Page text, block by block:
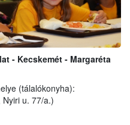
- Kecskemét - Margaréta
(tálalókonyha):
Nyiri u. 77/a.)